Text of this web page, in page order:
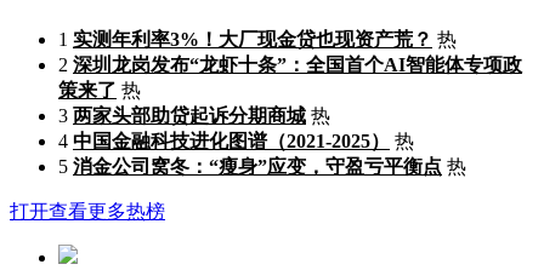
1 实测年利率3%！大厂现金贷也现资产荒？ 热
2 深圳龙岗发布“龙虾十条”：全国首个AI智能体专项政
策来了 热
3 两家头部助贷起诉分期商城 热
4 中国金融科技进化图谱（2021-2025）
热
5 消金公司窝冬：“瘦身”应变，守盈亏平衡点 热
打开查看更多热榜